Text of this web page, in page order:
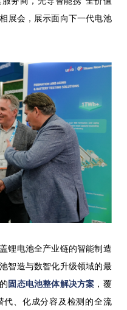
展会，展示面向下一代电池
锂电池全产业链的智能制造
智造与数智化升级领域的最
固态电池整体解决方案 ，覆
代、化成分容及检测的全流